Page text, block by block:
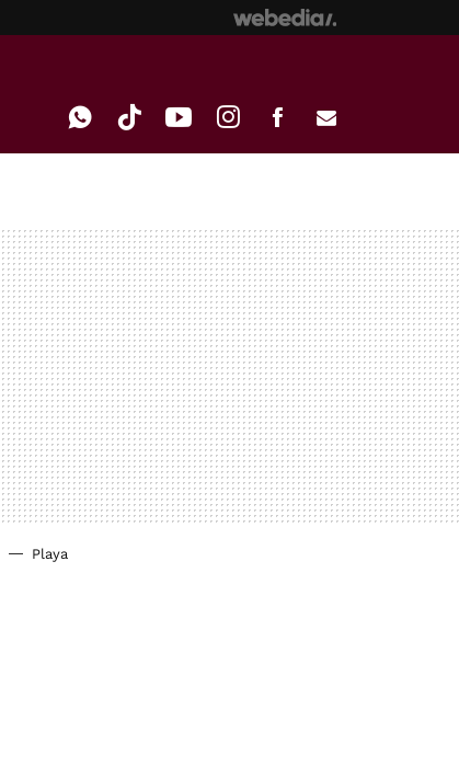
MAIL
Playa